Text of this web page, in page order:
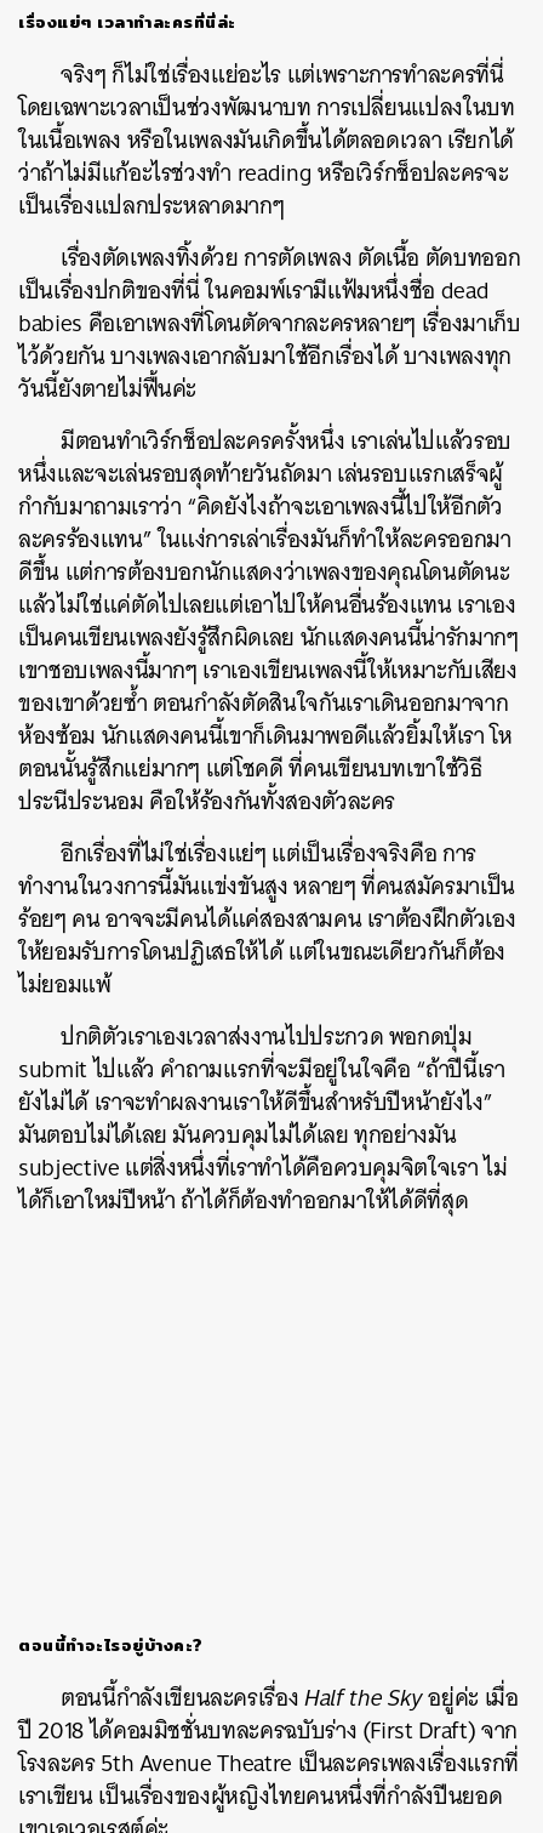
เรื่องแย่ๆ เวลาทำละครที่นี่ล่ะ
จริงๆ ก็ไม่ใช่เรื่องแย่อะไร แต่เพราะการทำละครที่นี่
โดยเฉพาะเวลาเป็นช่วงพัฒนาบท การเปลี่ยนแปลงในบท
ในเนื้อเพลง หรือในเพลงมันเกิดขึ้นได้ตลอดเวลา เรียกได้
ว่าถ้าไม่มีแก้อะไรช่วงทำ reading หรือเวิร์กช็อปละครจะ
เป็นเรื่องแปลกประหลาดมากๆ
เรื่องตัดเพลงทิ้งด้วย การตัดเพลง ตัดเนื้อ ตัดบทออก
เป็นเรื่องปกติของที่นี่ ในคอมพ์เรามีแฟ้มหนึ่งชื่อ dead
babies คือเอาเพลงที่โดนตัดจากละครหลายๆ เรื่องมาเก็บ
ไว้ด้วยกัน บางเพลงเอากลับมาใช้อีกเรื่องได้ บางเพลงทุก
วันนี้ยังตายไม่ฟื้นค่ะ
มีตอนทำเวิร์กช็อปละครครั้งหนึ่ง เราเล่นไปแล้วรอบ
หนึ่งและจะเล่นรอบสุดท้ายวันถัดมา เล่นรอบแรกเสร็จผู้
กำกับมาถามเราว่า “คิดยังไงถ้าจะเอาเพลงนี้ไปให้อีกตัว
ละครร้องแทน” ในแง่การเล่าเรื่องมันก็ทำให้ละครออกมา
ดีขึ้น แต่การต้องบอกนักแสดงว่าเพลงของคุณโดนตัดนะ
แล้วไม่ใช่แค่ตัดไปเลยแต่เอาไปให้คนอื่นร้องแทน เราเอง
เป็นคนเขียนเพลงยังรู้สึกผิดเลย นักแสดงคนนี้น่ารักมากๆ
เขาชอบเพลงนี้มากๆ เราเองเขียนเพลงนี้ให้เหมาะกับเสียง
ของเขาด้วยซ้ำ ตอนกำลังตัดสินใจกันเราเดินออกมาจาก
ห้องซ้อม นักแสดงคนนี้เขาก็เดินมาพอดีแล้วยิ้มให้เรา โห
ตอนนั้นรู้สึกแย่มากๆ แต่โชคดี ที่คนเขียนบทเขาใช้วิธี
ประนีประนอม คือให้ร้องกันทั้งสองตัวละคร
อีกเรื่องที่ไม่ใช่เรื่องแย่ๆ แต่เป็นเรื่องจริงคือ การ
ทำงานในวงการนี้มันแข่งขันสูง หลายๆ ที่คนสมัครมาเป็น
ร้อยๆ คน อาจจะมีคนได้แค่สองสามคน เราต้องฝึกตัวเอง
ให้ยอมรับการโดนปฏิเสธให้ได้ แต่ในขณะเดียวกันก็ต้อง
ไม่ยอมแพ้
ปกติตัวเราเองเวลาส่งงานไปประกวด พอกดปุ่ม
submit ไปแล้ว คำถามแรกที่จะมีอยู่ในใจคือ “ถ้าปีนี้เรา
ยังไม่ได้ เราจะทำผลงานเราให้ดีขึ้นสำหรับปีหน้ายังไง”
มันตอบไม่ได้เลย มันควบคุมไม่ได้เลย ทุกอย่างมัน
subjective แต่สิ่งหนึ่งที่เราทำได้คือควบคุมจิตใจเรา ไม่
ได้ก็เอาใหม่ปีหน้า ถ้าได้ก็ต้องทำออกมาให้ได้ดีที่สุด
ตอนนี้ทำอะไรอยู่บ้างคะ?
ตอนนี้กำลังเขียนละครเรื่องHalf the Skyอยู่ค่ะ เมื่อ
ปี 2018 ได้คอมมิชชั่นบทละครฉบับร่าง (First Draft) จาก
โรงละคร 5th Avenue Theatre เป็นละครเพลงเรื่องแรกที่
เราเขียน เป็นเรื่องของผู้หญิงไทยคนหนึ่งที่กำลังปีนยอด
SHARE TWEET